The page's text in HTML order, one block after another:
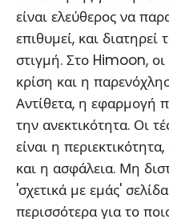
είναι ελεύθερος να
επιθυμεί, και
στιγμή. Στο Himoon, οι
κρίση και η
Αντίθετα, η εφαρμογή
την ανεκτικότητα. Οι
είναι η
και η ασφάλεια. Μη
'σχετικά με εμάς'
περισσότερα για το